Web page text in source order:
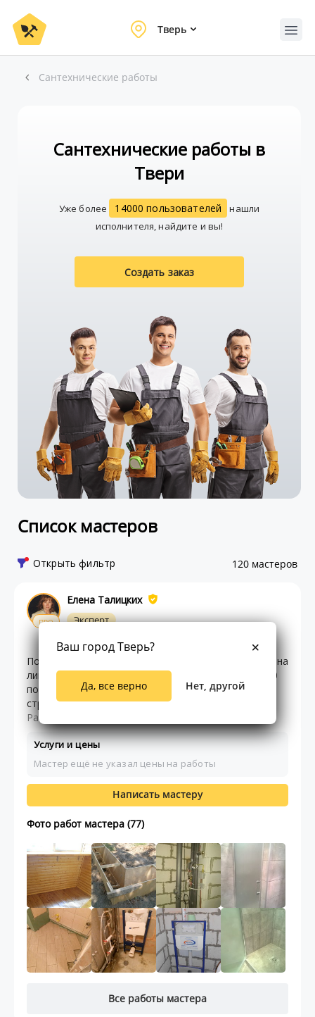
Тверь
Сантехнические работы
Сантехнические работы в
Твери
Уже более 14000 пользователей
нашли
исполнителя, найдите и вы!
Создать заказ
Список мастеров
Открыть фильтр 120 мастеров
ПРО
Елена Талицких
Эксперт
По специальности я инженер-строитель. Работала на
линии сначала мастером, а затем прорабом. С 2010
по 2021 год работала как ИП по оказанию
строительных услуг населению. В настоящее вр ...
Раскрыть текст
Услуги и цены
Мастер ещё не указал цены на работы
Написать мастеру
Фото работ мастера (77)
Все работы мастера
Ваш город Тверь?
Да, все верно Нет, другой